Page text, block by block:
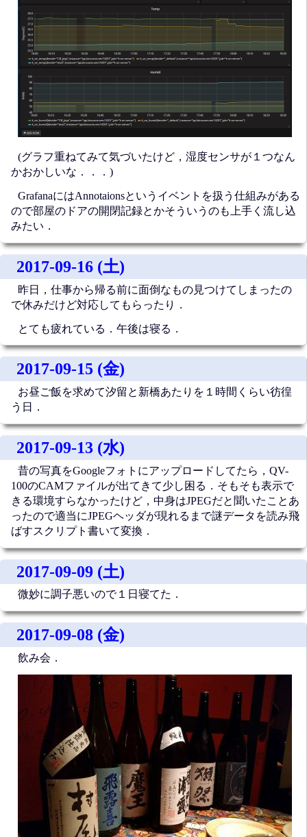
(グラフ重ねてみて気づいたけど，湿度センサが１つなん
かおかしいな．．．)
GrafanaにはAnnotaionsというイベントを扱う仕組みがある
ので部屋のドアの開閉記録とかそういうのも上手く流し込
みたい．
2017-09-16 (土)
昨日，仕事から帰る前に面倒なもの見つけてしまったの
で休みだけど対応してもらったり．
とても疲れている．午後は寝る．
2017-09-15 (金)
お昼ご飯を求めて汐留と新橋あたりを１時間くらい彷徨
う日．
2017-09-13 (水)
昔の写真をGoogleフォトにアップロードしてたら，QV-
100のCAMファイルが出てきて少し困る．そもそも表示で
きる環境すらなかったけど，中身はJPEGだと聞いたことあ
ったので適当にJPEGヘッダが現れるまで謎データを読み飛
ばすスクリプト書いて変換．
2017-09-09 (土)
微妙に調子悪いので１日寝てた．
2017-09-08 (金)
飲み会．